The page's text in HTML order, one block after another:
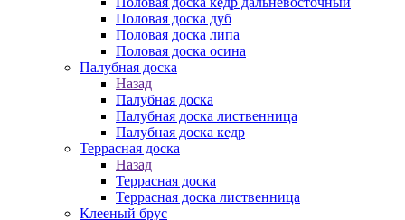
Половая доска дуб
Половая доска липа
Половая доска осина
Палубная доска
Назад
Палубная доска
Палубная доска лиственница
Палубная доска кедр
Террасная доска
Назад
Террасная доска
Террасная доска лиственница
Клееный брус